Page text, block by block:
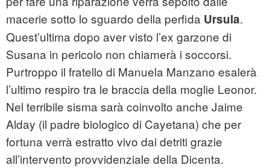
macerie sotto lo sguardo della perfida Ursula.
Quest’ultima dopo aver visto l’ex garzone di
Susana in pericolo non chiamerà i soccorsi.
Purtroppo il fratello di Manuela Manzano esalerà
l’ultimo respiro tra le braccia della moglie Leonor.
Nel terribile sisma sarà coinvolto anche Jaime
Alday (il padre biologico di Cayetana) che per
fortuna verrà estratto vivo dai detriti grazie
all’intervento provvidenziale della Dicenta.